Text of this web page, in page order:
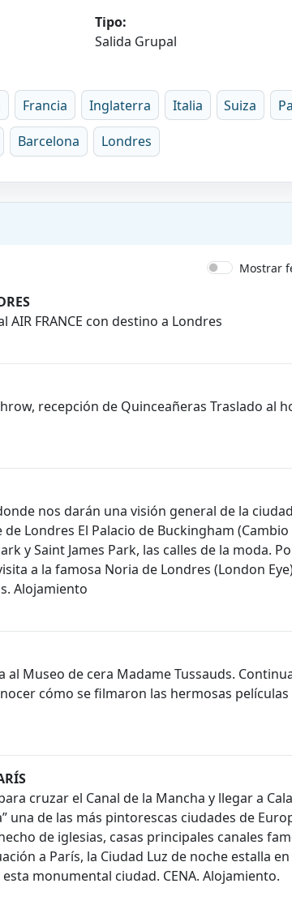
Tipo:
Salida Grupal
Francia Inglaterra Italia Suiza
Barcelona Londres
Mostrar
FRANCE con destino a Londres
recepción de Quinceañeras Traslado al
nos darán una visión general de la
Londres El Palacio de Buckingham (Cambio
y Saint James Park, las calles de la moda.
a la famosa Noria de Londres (London
Alojamiento
al Museo de cera Madame Tussauds.
cómo se filmaron las hermosas
cruzar el Canal de la Mancha y llegar a
una de las más pintorescas ciudades de
de iglesias, casas principales canales
a París, la Ciudad Luz de noche estalla
monumental ciudad. CENA. Alojamiento.